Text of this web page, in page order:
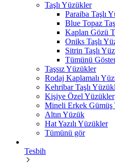
Taşlı Yüzükler
Paraiba Taşlı
Blue Topaz
Kaplan Gözü
Oniks Taşlı
Sitrin Taşlı
Tümünü
Taşsız Yüzükler
Rodaj Kaplamalı
Kehribar Taşlı
Kişiye Özel Yüzükler
Mineli Erkek Gümüş
Altın Yüzük
Hat Yazılı Yüzükler
Tümünü gör
Tesbih